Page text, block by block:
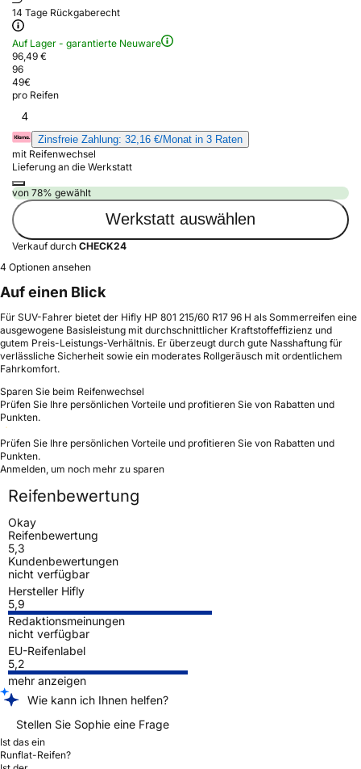
14 Tage Rückgaberecht
Auf Lager - garantierte Neuware
96,49 €
96
49€
pro Reifen
4
Zinsfreie Zahlung: 32,16 €/Monat in 3 Raten
mit Reifenwechsel
Lieferung an die Werkstatt
von 78% gewählt
Werkstatt auswählen
Verkauf durch CHECK24
4 Optionen ansehen
Auf einen Blick
Für SUV-Fahrer bietet der Hifly HP 801 215/60 R17 96 H als Sommerreifen eine
ausgewogene Basisleistung mit durchschnittlicher Kraftstoffeffizienz und
gutem Preis-Leistungs-Verhältnis. Er überzeugt durch gute Nasshaftung für
verlässliche Sicherheit sowie ein moderates Rollgeräusch mit ordentlichem
Fahrkomfort.
Sparen Sie beim Reifenwechsel
Prüfen Sie Ihre persönlichen Vorteile und profitieren Sie von Rabatten und
Punkten.
Prüfen Sie Ihre persönlichen Vorteile und profitieren Sie von Rabatten und
Punkten.
Anmelden, um noch mehr zu sparen
Reifenbewertung
Okay
Reifenbewertung
5,3
Kundenbewertungen
nicht verfügbar
Hersteller Hifly
5,9
Redaktionsmeinungen
nicht verfügbar
EU-Reifenlabel
5,2
mehr anzeigen
Wie kann ich Ihnen helfen?
Stellen Sie Sophie eine Frage
Ist das ein
Runflat-Reifen?